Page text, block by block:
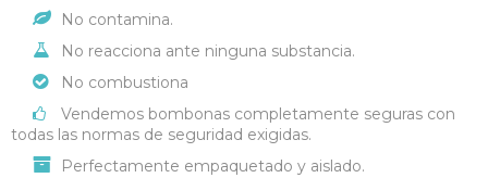
No contamina.
No reacciona ante ninguna substancia.
No combustiona
Vendemos bombonas completamente seguras con
todas las normas de seguridad exigidas.
Perfectamente empaquetado y aislado.